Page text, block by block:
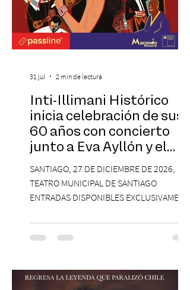
Inti-Illimani Histórico
inicia celebración de sus
60 años con concierto
junto a Eva Ayllón y el
Cuarteto Austral en el
Teatro Municipal de
Santiago
SANTIAGO, 27 DE DICIEMBRE DE 2026,
TEATRO MUNICIPAL DE SANTIAGO
ENTRADAS DISPONIBLES EXCLUSIVAMENTE
agrupación ícono de la Nueva Canción
Chilena conmemorará su legado de 60
19:00 horas, en el Teatro Municipal de
Santiago. La celebración reunirá a la
31 jul 2 min de lectura